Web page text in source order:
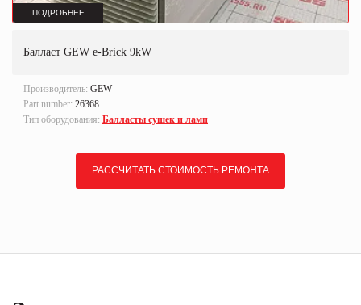
ПОДРОБНЕЕ
Балласт GEW e-Brick 9kW
Производитель: GEW
Part number: 26368
Тип оборудования: Балласты сушек и ламп
РАССЧИТАТЬ СТОИМОСТЬ РЕМОНТА